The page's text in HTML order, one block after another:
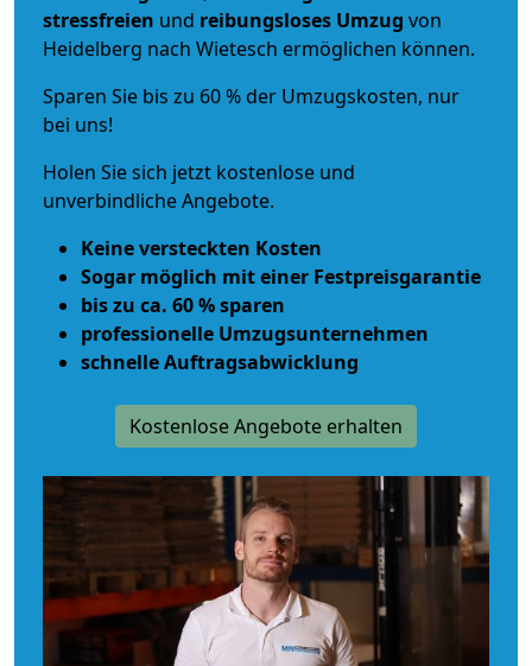
stressfreien und reibungsloses Umzug von
Heidelberg nach Wietesch ermöglichen können.
Sparen Sie bis zu 60 % der Umzugskosten, nur
bei uns!
Holen Sie sich jetzt kostenlose und
unverbindliche Angebote.
Keine versteckten Kosten
Sogar möglich mit einer Festpreisgarantie
bis zu ca. 60 % sparen
professionelle Umzugsunternehmen
schnelle Auftragsabwicklung
Kostenlose Angebote erhalten